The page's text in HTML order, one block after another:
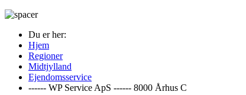
Du er her:
Hjem
Regioner
Midtjylland
Ejendomsservice
------ WP Service ApS ------ 8000 Århus C